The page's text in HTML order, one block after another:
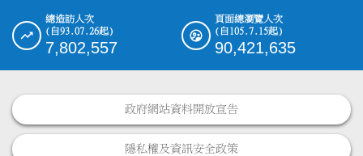
總造訪人次
(自93.07.26起)
7,802,557
頁面總瀏覽人次
(自105.7.15起)
90,421,635
政府網站資料開放宣告
隱私權及資訊安全政策